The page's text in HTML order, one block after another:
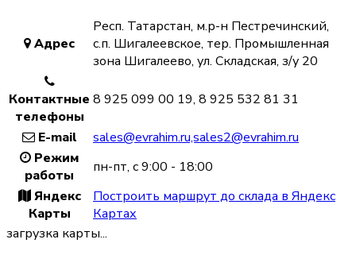
Адрес
Респ. Татарстан, м.р-н Пестречинский,
с.п. Шигалеевское, тер. Промышленная
зона Шигалеево, ул. Складская, з/у 20
Контактные
телефоны
8 925 099 00 19, 8 925 532 81 31
E-mail
sales@evrahim.ru,sales2@evrahim.ru
Режим
работы
пн-пт, с 9:00 - 18:00
Яндекс
Карты
Построить маршрут до склада в Яндекс
Картах
загрузка карты...